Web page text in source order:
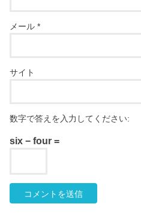
メール*
サイト
数字で答えを入力してください:
six − four =